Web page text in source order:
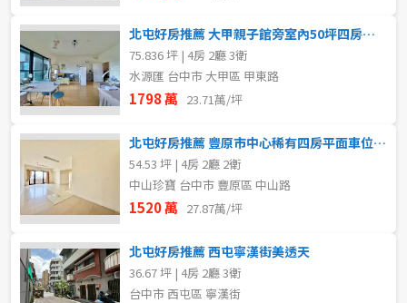
北屯好房推薦 大甲親子館旁室內50坪四房三衛浴配車位
75.836 坪 | 4房 2廳 3衛
水源匯 台中市 大甲區 甲東路
1798 萬 23.71萬/坪
北屯好房推薦 豐原市中心稀有四房平面車位前後陽台視野戶
54.53 坪 | 4房 2廳 2衛
中山珍寶 台中市 豐原區 中山路
1520 萬 27.87萬/坪
北屯好房推薦 西屯寧漢街美透天
36.67 坪 | 4房 2廳 3衛
台中市 西屯區 寧漢街